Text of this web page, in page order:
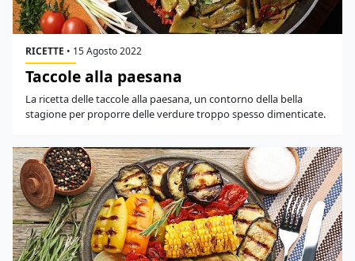
RICETTE • 15 Agosto 2022
Taccole alla paesana
La ricetta delle taccole alla paesana, un contorno della bella
stagione per proporre delle verdure troppo spesso dimenticate.